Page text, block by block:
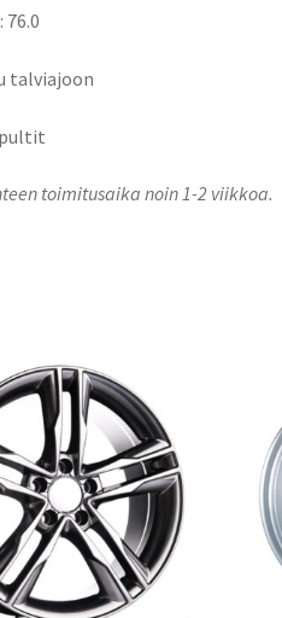
76.0
talviajoon
toimitusaika noin 1-2 viikkoa.